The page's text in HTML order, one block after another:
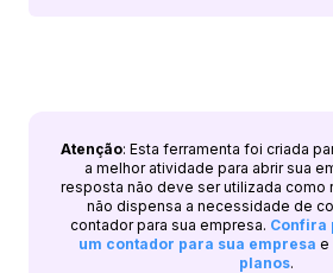
Atenção: Esta ferramenta foi criada
a melhor atividade para abrir sua
resposta não deve ser utilizada como
não dispensa a necessidade de
contador para sua empresa. Confira
um contador para sua empresa e
planos.